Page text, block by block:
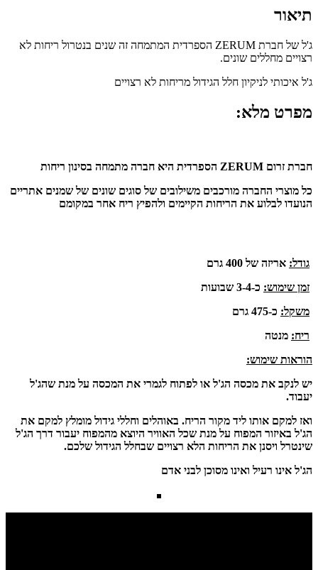
תיאור
ג'ל של חברת ZERUM הספרדית המתמחה זה שנים בנטרול ריחות לא
רצויים מחללים שונים.
ג'ל איכותי לניקיון חלל הגידול מריחות לא רצויים
מפרט מלא:
חברת זרום ZERUM הספרדית היא חברה מתמחה בסינון ריחות
כל מוצרי החברה מורכבים משילובים של סוגים שונים של שמנים אתריים
הנועדו לבלוע את הריחות הקיימים ולהפיץ ריח אחר במקומם
גודל: אריזה של 400 גרם
זמן שימוש: כ-3-4 שבועות
משקל: כ-475 גרם
ריח: מנטה
הוראות שימוש:
יש לנקב את מכסה הג'ל או לפתוח לגמרי את המכסה על מנת שהג'ל
יעבוד.
ואז למקם אותו ליד מקור הריח. באוהלים וחללי גידול מומלץ למקם את
הג'ל באיזור המפוח על מנת שכל האוויר היוצא מהמפוח יעבור דרך הג'ל
שינטרל ויסנן את הריחות הלא רצויים שבחלל הגידול שלכם.
הג'ל אינו רעיל ואינו מסוכן לבני אדם